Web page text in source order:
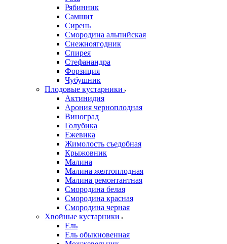
Рябинник
Самшит
Сирень
Смородина альпийская
Снежноягодник
Спирея
Стефанандра
Форзиция
Чубушник
Плодовые кустарники
Актинидия
Арония черноплодная
Виноград
Голубика
Ежевика
Жимолость съедобная
Крыжовник
Малина
Малина желтоплодная
Малина ремонтантная
Смородина белая
Смородина красная
Смородина черная
Хвойные кустарники
Ель
Ель обыкновенная